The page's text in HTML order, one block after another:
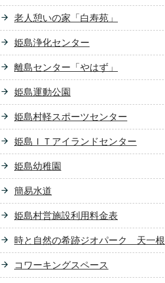
老人憩いの家「白寿苑」
姫島浄化センター
離島センター「やはず」
姫島運動公園
姫島村軽スポーツセンター
姫島ＩＴアイランドセンター
姫島幼稚園
簡易水道
姫島村営施設利用料金表
時と自然の希跡ジオパーク 天一根
コワーキングスペース